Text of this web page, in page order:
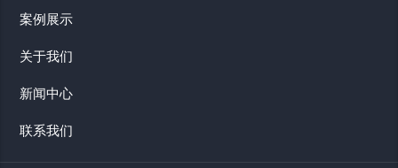
案例展示
关于我们
新闻中心
联系我们